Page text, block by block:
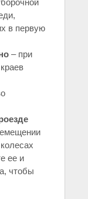
в первую
– при
ее и
чтобы